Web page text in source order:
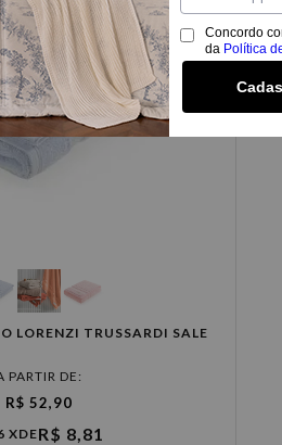
LORENZI TRUSSARDI SALE
PARTIR DE:
R$ 52,90
XDER$ 8,81
Concordo
da Política